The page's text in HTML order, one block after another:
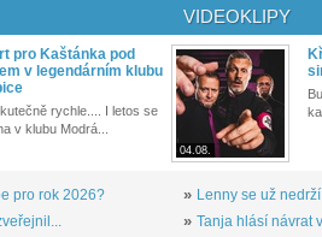
pro Kaštánka pod
v legendárním klubu
rychle.... I letos se
v klubu Modrá...
pro rok 2026?
VIDEOKLIPY
04.08.
» Lenny se už
» Tanja hlásí návrat